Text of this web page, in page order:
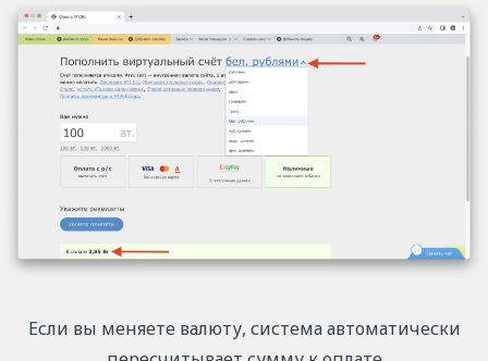
Если вы меняете валюту, система автоматически